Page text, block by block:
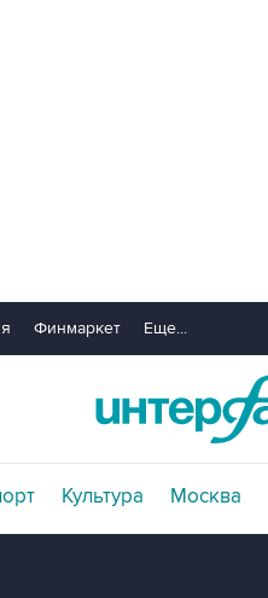
Финмаркет Еще...
Культура Москва